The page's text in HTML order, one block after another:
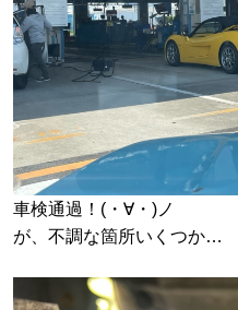
車検通過！(・∀・)ノ
が、不調な箇所いくつか…